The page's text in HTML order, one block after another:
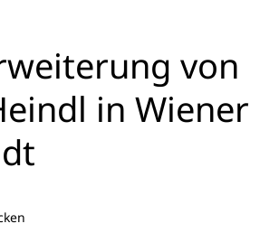
von
in Wiener